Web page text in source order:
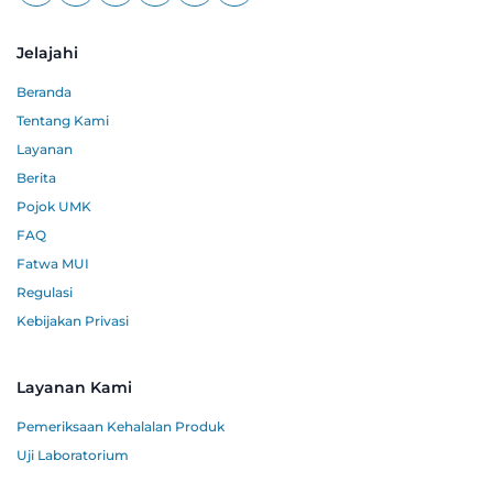
Jelajahi
Beranda
Tentang Kami
Layanan
Berita
Pojok UMK
FAQ
Fatwa MUI
Regulasi
Kebijakan Privasi
Layanan Kami
Pemeriksaan Kehalalan Produk
Uji Laboratorium